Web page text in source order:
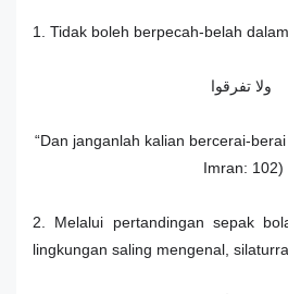
1. Tidak boleh berpecah-belah
“Dan janganlah kalian bercerai-
Imran: 102)
2. Melalui pertandingan sepak
lingkungan saling mengenal,